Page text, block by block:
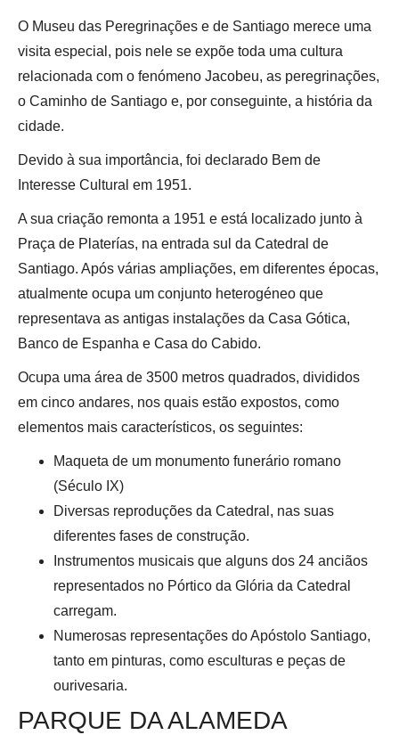
O Museu das Peregrinações e de Santiago merece uma
visita especial, pois nele se expõe toda uma cultura
relacionada com o fenómeno Jacobeu, as peregrinações,
o Caminho de Santiago e, por conseguinte, a história da
cidade.
Devido à sua importância, foi declarado Bem de
Interesse Cultural em 1951.
A sua criação remonta a 1951 e está localizado junto à
Praça de Platerías, na entrada sul da Catedral de
Santiago. Após várias ampliações, em diferentes épocas,
atualmente ocupa um conjunto heterogéneo que
representava as antigas instalações da Casa Gótica,
Banco de Espanha e Casa do Cabido.
Ocupa uma área de 3500 metros quadrados, divididos
em cinco andares, nos quais estão expostos, como
elementos mais característicos, os seguintes:
Maqueta de um monumento funerário romano
(Século IX)
Diversas reproduções da Catedral, nas suas
diferentes fases de construção.
Instrumentos musicais que alguns dos 24 anciãos
representados no Pórtico da Glória da Catedral
carregam.
Numerosas representações do Apóstolo Santiago,
tanto em pinturas, como esculturas e peças de
ourivesaria.
PARQUE DA ALAMEDA